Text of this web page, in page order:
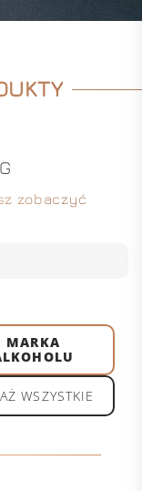
zobaczyć
MARKA
WSZYSTKIE